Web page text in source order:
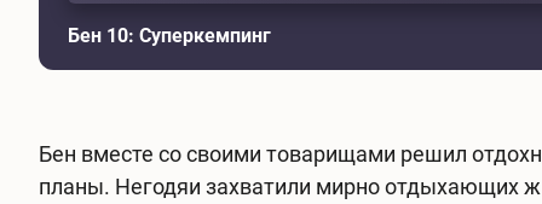
Бен 10: Суперкемпинг
Бен вместе со своими товарищами решил
планы. Негодяи захватили мирно отдыхающих